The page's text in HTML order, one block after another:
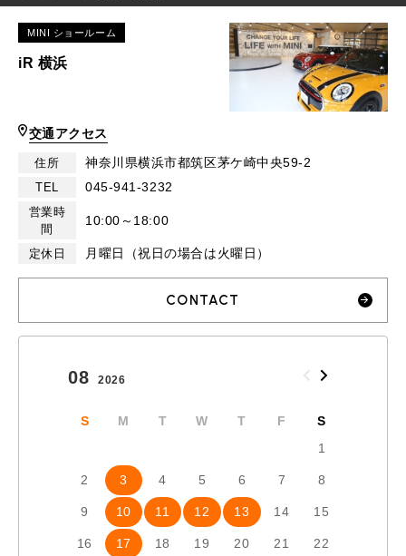
MINI ショールーム
iR 横浜
交通アクセス
住所 神奈川県横浜市都筑区茅ケ崎中央59-2
TEL 045-941-3232
営業時
間
10:00～18:00
定休日 月曜日（祝日の場合は火曜日）
CONTACT
08 2026
S M T W T F
S
1
2 3 4 5 6 7 8
9 10 11 12 13 14 15
16 17 18 19 20 21 22